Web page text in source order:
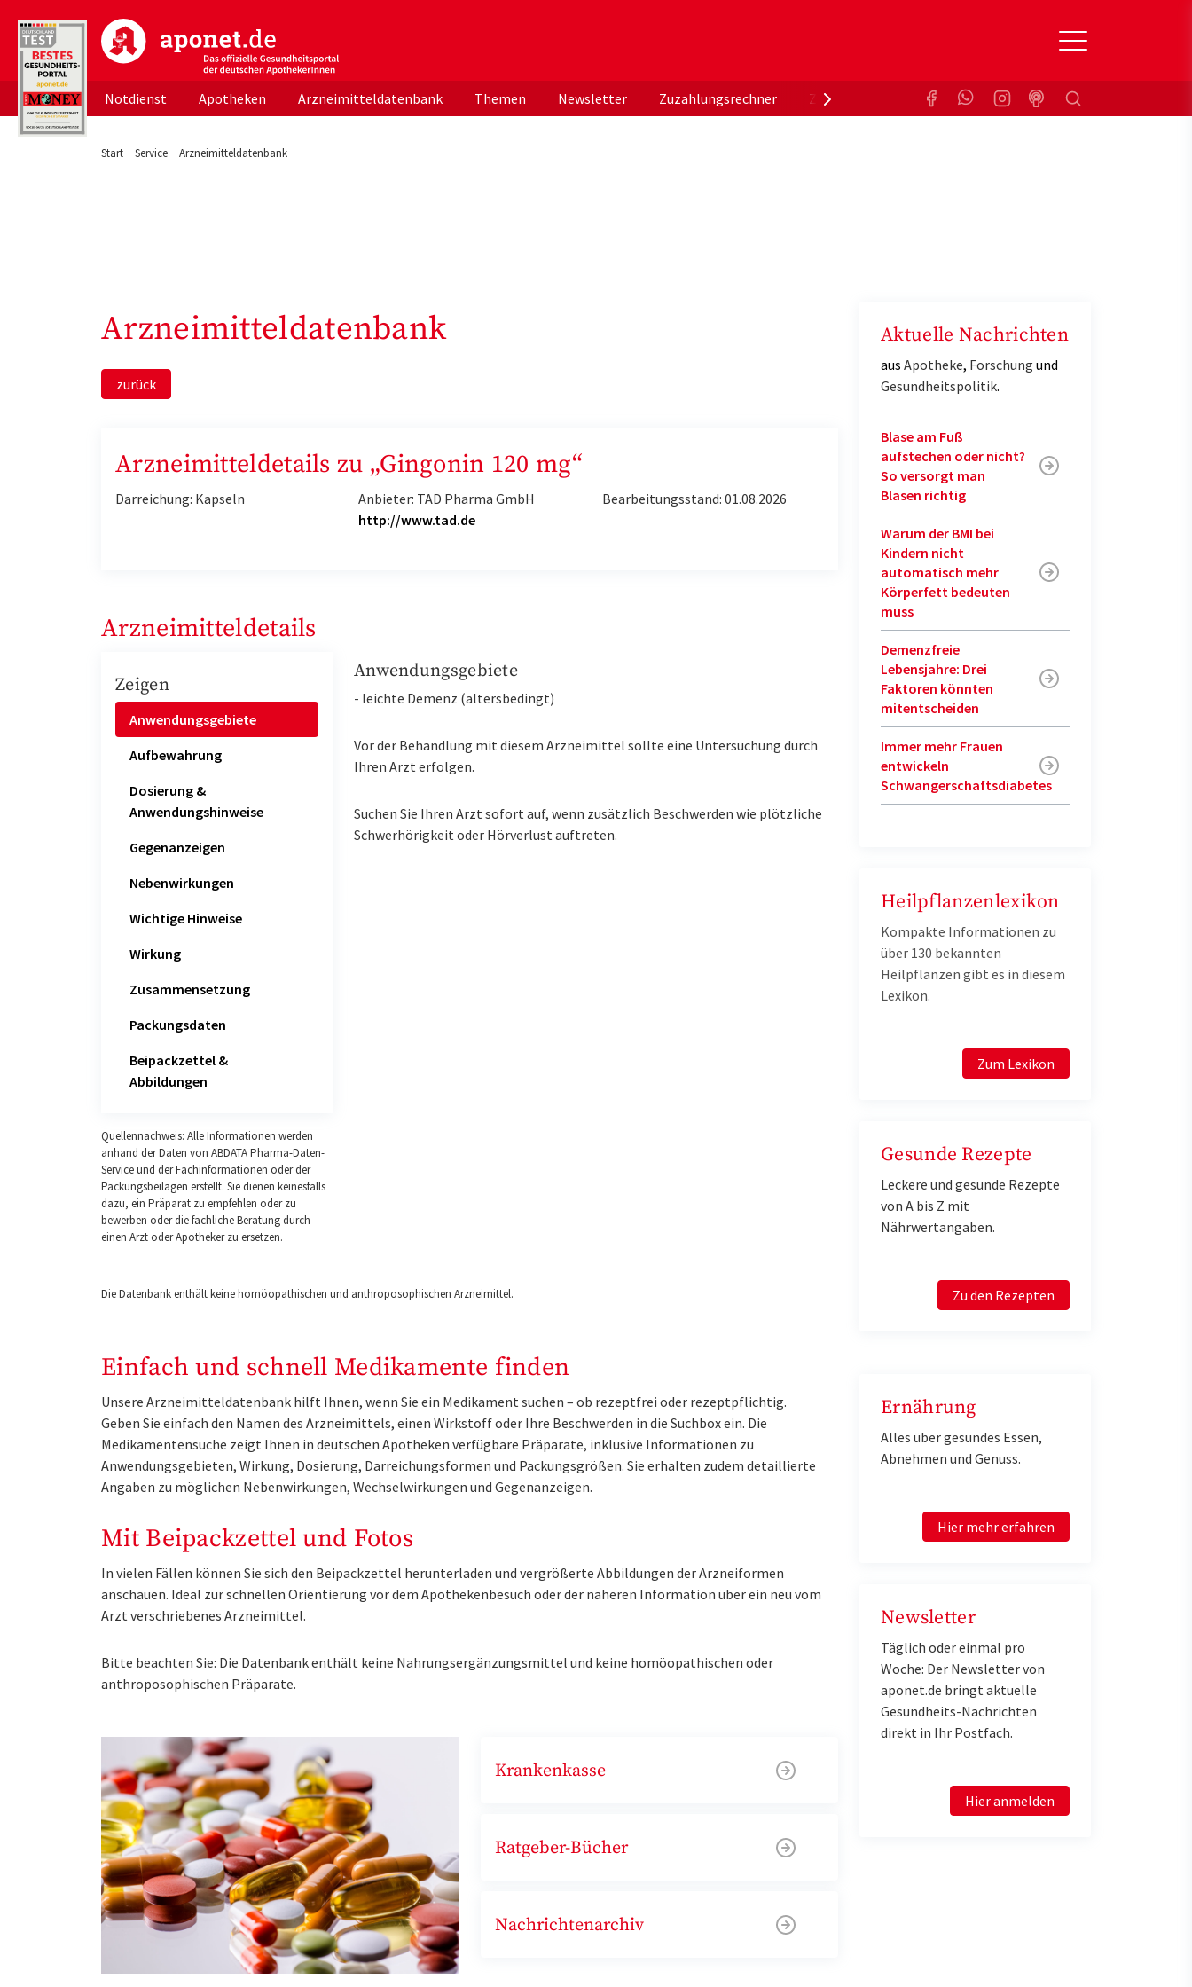
aponet.de - Das offizielle Gesundheitsportal der deutschen ApothekerInnen
Notdienst Apotheken Arzneimitteldatenbank Themen Newsletter Zuzahlungsrechner Zuzahlungsbefreiung KrankenkasseSuchen
Start Service Arzneimitteldatenbank
Arzneimitteldatenbank
zurück
Arzneimitteldetails zu „Gingonin 120 mg“
Darreichung: Kapseln
Anbieter: TAD Pharma GmbH
http://www.tad.de
Bearbeitungsstand: 01.08.2026
Arzneimitteldetails
Zeigen
Anwendungsgebiete
Aufbewahrung
Dosierung &
Anwendungshinweise
Gegenanzeigen
Nebenwirkungen
Wichtige Hinweise
Wirkung
Zusammensetzung
Packungsdaten
Beipackzettel &
Abbildungen
Quellennachweis: Alle Informationen werden
anhand der Daten von ABDATA Pharma-Daten-
Service und der Fachinformationen oder der
Packungsbeilagen erstellt. Sie dienen keinesfalls
dazu, ein Präparat zu empfehlen oder zu
bewerben oder die fachliche Beratung durch
einen Arzt oder Apotheker zu ersetzen.
Anwendungsgebiete
- leichte Demenz (altersbedingt)
Vor der Behandlung mit diesem Arzneimittel sollte eine Untersuchung durch
Ihren Arzt erfolgen.
Suchen Sie Ihren Arzt sofort auf, wenn zusätzlich Beschwerden wie plötzliche
Schwerhörigkeit oder Hörverlust auftreten.
Die Datenbank enthält keine homöopathischen und anthroposophischen Arzneimittel.
Einfach und schnell Medikamente finden
Unsere Arzneimitteldatenbank hilft Ihnen, wenn Sie ein Medikament suchen – ob rezeptfrei oder rezeptpflichtig.
Geben Sie einfach den Namen des Arzneimittels, einen Wirkstoff oder Ihre Beschwerden in die Suchbox ein. Die
Medikamentensuche zeigt Ihnen in deutschen Apotheken verfügbare Präparate, inklusive Informationen zu
Anwendungsgebieten, Wirkung, Dosierung, Darreichungsformen und Packungsgrößen. Sie erhalten zudem detaillierte
Angaben zu möglichen Nebenwirkungen, Wechselwirkungen und Gegenanzeigen.
Mit Beipackzettel und Fotos
In vielen Fällen können Sie sich den Beipackzettel herunterladen und vergrößerte Abbildungen der Arzneiformen
anschauen. Ideal zur schnellen Orientierung vor dem Apothekenbesuch oder der näheren Information über ein neu vom
Arzt verschriebenes Arzneimittel.
Bitte beachten Sie: Die Datenbank enthält keine Nahrungsergänzungsmittel und keine homöopathischen oder
anthroposophischen Präparate.
Krankenkasse
Ratgeber-Bücher
Nachrichtenarchiv
Aktuelle Nachrichten
aus Apotheke, Forschung und
Gesundheitspolitik.
Blase am Fuß
aufstechen oder nicht?
So versorgt man
Blasen richtig
Warum der BMI bei
Kindern nicht
automatisch mehr
Körperfett bedeuten
muss
Demenzfreie
Lebensjahre: Drei
Faktoren könnten
mitentscheiden
Immer mehr Frauen
entwickeln
Schwangerschaftsdiabetes
Heilpflanzenlexikon
Kompakte Informationen zu
über 130 bekannten
Heilpflanzen gibt es in diesem
Lexikon.
Zum Lexikon
Gesunde Rezepte
Leckere und gesunde Rezepte
von A bis Z mit
Nährwertangaben.
Zu den Rezepten
Ernährung
Alles über gesundes Essen,
Abnehmen und Genuss.
Hier mehr erfahren
Newsletter
Täglich oder einmal pro
Woche: Der Newsletter von
aponet.de bringt aktuelle
Gesundheits-Nachrichten
direkt in Ihr Postfach.
Hier anmelden